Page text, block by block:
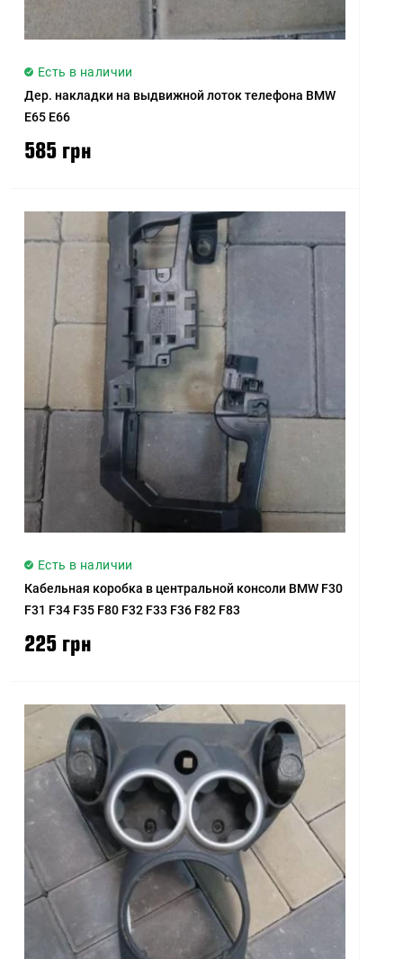
Есть в наличии
Дер. накладки на выдвижной лоток телефона BMW
E65 E66
585 грн
Есть в наличии
Кабельная коробка в центральной консоли BMW F30
F31 F34 F35 F80 F32 F33 F36 F82 F83
225 грн